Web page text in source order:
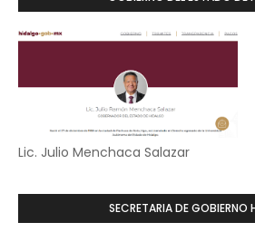
Lic. Julio Menchaca Salazar
SECRETARIA DE GOBIERNO